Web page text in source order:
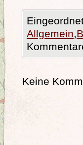
Allgemein,
Keine